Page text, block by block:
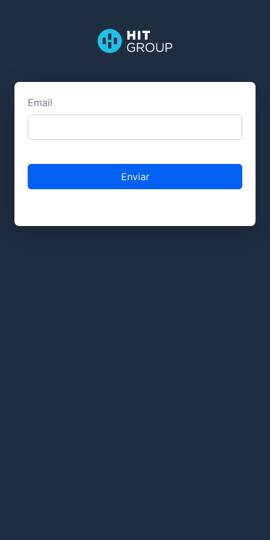
Email
Enviar